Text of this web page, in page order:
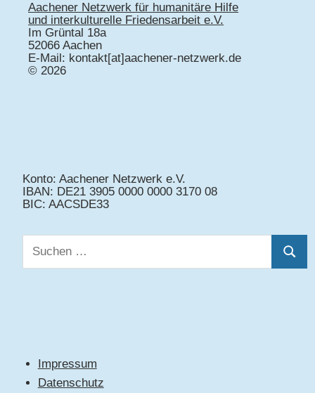
Aachener Netzwerk für humanitäre Hilfe
und interkulturelle Friedensarbeit e.V.
Im Grüntal 18a
52066 Aachen
E-Mail: kontakt[at]aachener-netzwerk.de
© 2026
Konto: Aachener Netzwerk e.V.
IBAN: DE21 3905 0000 0000 3170 08
BIC: AACSDE33
Suchen
nach:
Impressum
Datenschutz